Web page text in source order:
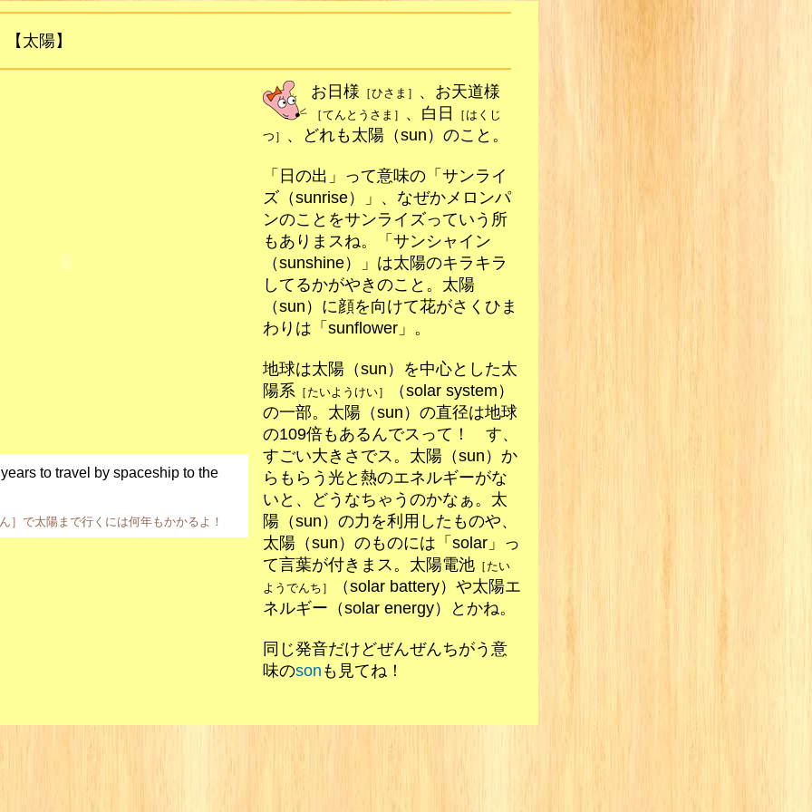
【太陽】
to travel by spaceship to the
］で太陽まで行くには何年もかかるよ！
お日様 ［ひさま］ 、お天道様
［てんとうさま］ 、白日
［はくじ
つ］
、どれも太陽（sun）のこと。
「日の出」って意味の「サンライ
ズ（sunrise）」、なぜかメロンパ
ンのことをサンライズっていう所
もありまスね。「サンシャイン
（sunshine）」は太陽のキラキラ
してるかがやきのこと。太陽
（sun）に顔を向けて花がさくひま
わりは「sunflower」。
地球は太陽（sun）を中心とした太
陽系［たいようけい］
（solar system）
の一部。太陽（sun）の直径は地球
の109倍もあるんでスって！ す、
すごい大きさでス。太陽（sun）か
らもらう光と熱のエネルギーがな
いと、どうなちゃうのかなぁ。太
陽（sun）の力を利用したものや、
太陽（sun）のものには「solar」っ
て言葉が付きまス。太陽電池［たい
ようでんち］
（solar battery）や太陽エ
ネルギー（solar energy）とかね。
同じ発音だけどぜんぜんちがう意
味のson も見てね！